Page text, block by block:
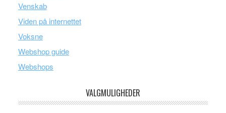
Venskab
Viden på internettet
Voksne
Webshop guide
Webshops
VALGMULIGHEDER